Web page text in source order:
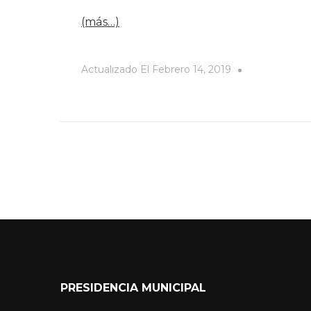
(más…)
Actualizado El Febrero 14, 2019
PRESIDENCIA MUNICIPAL